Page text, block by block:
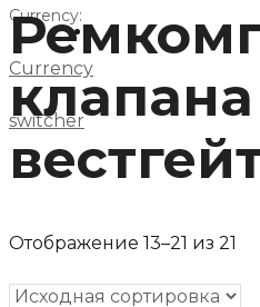
Currency:
Currency
switcher
Контакты
клапана
Отображение 13–21 из 21